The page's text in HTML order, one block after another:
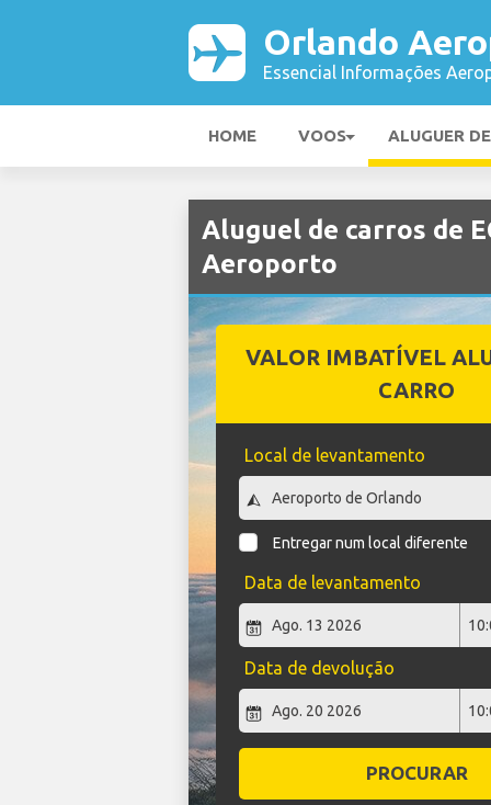
Orlando
Essencial Informações
HOME VOOS ALUGUER
Aluguel de carros de
Aeroporto
VALOR IMBATÍVEL
CARRO
Local de levantamento
Entregar num local diferente
Data de levantamento
Data de devolução
PROCURAR